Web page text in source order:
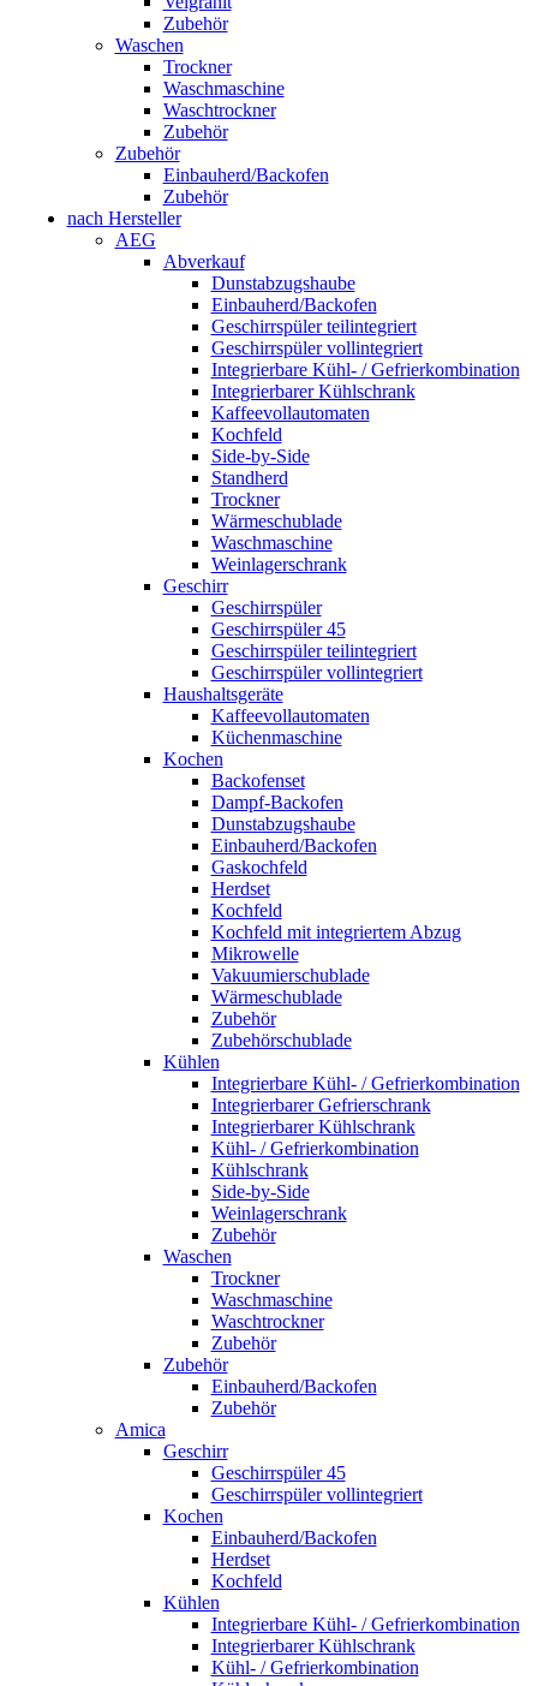
Zubehör
Waschen
Trockner
Waschmaschine
Waschtrockner
Zubehör
Zubehör
Einbauherd/Backofen
Zubehör
nach Hersteller
AEG
Abverkauf
Dunstabzugshaube
Einbauherd/Backofen
Geschirrspüler teilintegriert
Geschirrspüler vollintegriert
Integrierbare Kühl- / Gefrierkombination
Integrierbarer Kühlschrank
Kaffeevollautomaten
Kochfeld
Side-by-Side
Standherd
Trockner
Wärmeschublade
Waschmaschine
Weinlagerschrank
Geschirr
Geschirrspüler
Geschirrspüler 45
Geschirrspüler teilintegriert
Geschirrspüler vollintegriert
Haushaltsgeräte
Kaffeevollautomaten
Küchenmaschine
Kochen
Backofenset
Dampf-Backofen
Dunstabzugshaube
Einbauherd/Backofen
Gaskochfeld
Herdset
Kochfeld
Kochfeld mit integriertem Abzug
Mikrowelle
Vakuumierschublade
Wärmeschublade
Zubehör
Zubehörschublade
Kühlen
Integrierbare Kühl- / Gefrierkombination
Integrierbarer Gefrierschrank
Integrierbarer Kühlschrank
Kühl- / Gefrierkombination
Kühlschrank
Side-by-Side
Weinlagerschrank
Zubehör
Waschen
Trockner
Waschmaschine
Waschtrockner
Zubehör
Zubehör
Einbauherd/Backofen
Zubehör
Amica
Geschirr
Geschirrspüler 45
Geschirrspüler vollintegriert
Kochen
Einbauherd/Backofen
Herdset
Kochfeld
Kühlen
Integrierbare Kühl- / Gefrierkombination
Integrierbarer Kühlschrank
Kühl- / Gefrierkombination